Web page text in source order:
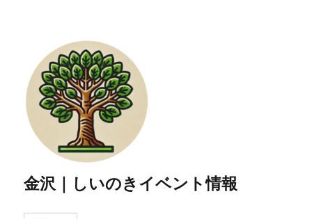
金沢｜しいのきイベント情報